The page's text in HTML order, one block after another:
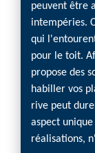
peuvent être
intempéries.
qui
pour le toit.
propose des
habiller vos
rive peut
aspect
réalisations,